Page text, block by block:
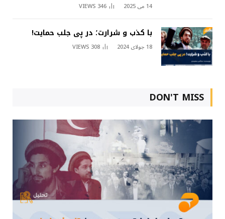
14 می 2025 346
VIEWS
با کذب و شرارت؛ در پی جلب حمایت!
18 جولای 2024 308
VIEWS
DON'T MISS